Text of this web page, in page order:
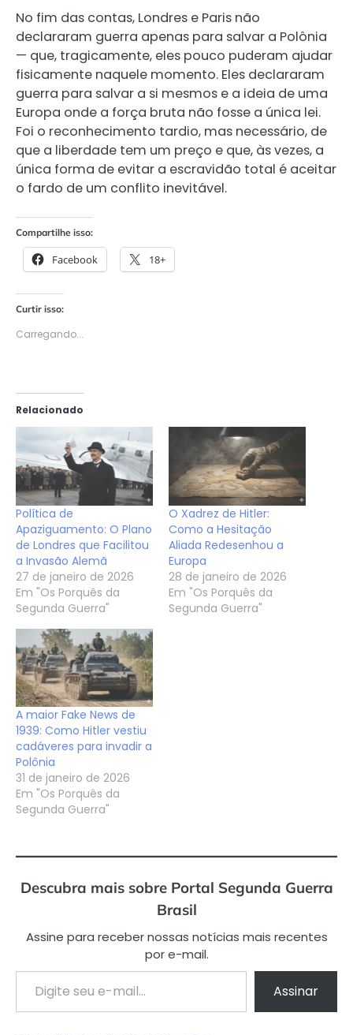
No fim das contas, Londres e Paris não
declararam guerra apenas para salvar a Polônia
— que, tragicamente, eles pouco puderam ajudar
fisicamente naquele momento. Eles declararam
guerra para salvar a si mesmos e a ideia de uma
Europa onde a força bruta não fosse a única lei.
Foi o reconhecimento tardio, mas necessário, de
que a liberdade tem um preço e que, às vezes, a
única forma de evitar a escravidão total é aceitar
o fardo de um conflito inevitável.
Compartilhe isso:
Facebook 18+
Curtir isso:
Carregando...
Relacionado
Política de
Apaziguamento: O Plano
de Londres que Facilitou
a Invasão Alemã
27 de janeiro de 2026
Em "Os Porquês da
Segunda Guerra"
O Xadrez de Hitler:
Como a Hesitação
Aliada Redesenhou a
Europa
28 de janeiro de 2026
Em "Os Porquês da
Segunda Guerra"
A maior Fake News de
1939: Como Hitler vestiu
cadáveres para invadir a
Polônia
31 de janeiro de 2026
Em "Os Porquês da
Segunda Guerra"
Descubra mais sobre Portal Segunda Guerra
Brasil
Assine para receber nossas notícias mais recentes
por e-mail.
Digite seu e-mail…
Assinar